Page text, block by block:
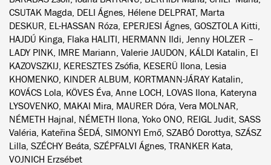
CSUTAK Magda, DELI Ágnes, Hélene DELPRAT, Marta
DESKUR, EL-HASSAN Róza, EPERJESI Ágnes, GOSZTOLA Kitti,
HAJDÚ Kinga, Flaka HALITI, HERMANN Ildi, Jenny HOLZER –
LADY PINK, IMRE Mariann, Valerie JAUDON, KÁLDI Katalin, El
KAZOVSZKIJ, KERESZTES Zsófia, KESERÜ Ilona, Lesia
KHOMENKO, KINDER ALBUM, KORTMANN-JÁRAY Katalin,
KOVÁCS Lola, KÖVES Éva, Anne LOCH, LOVAS Ilona, Kateryna
LYSOVENKO, MAKAI Mira, MAURER Dóra, Vera MOLNAR,
NÉMETH Hajnal, NÉMETH Ilona, Yoko ONO, REIGL Judit, SASS
Valéria, Kateřina ŠEDÁ, SIMONYI Emő, SZABÓ Dorottya, SZÁSZ
Lilla, SZÉCHY Beáta, SZÉPFALVI Ágnes, TRANKER Kata,
VOJNICH Erzsébet